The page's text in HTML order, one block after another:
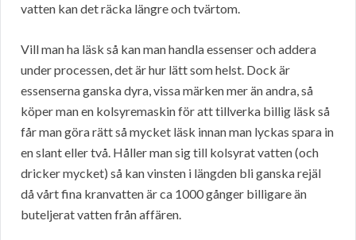
vatten kan det räcka längre och tvärtom.
Vill man ha läsk så kan man handla essenser och addera
under processen, det är hur lätt som helst. Dock är
essenserna ganska dyra, vissa märken mer än andra, så
köper man en kolsyremaskin för att tillverka billig läsk så
får man göra rätt så mycket läsk innan man lyckas spara in
en slant eller två. Håller man sig till kolsyrat vatten (och
dricker mycket) så kan vinsten i längden bli ganska rejäl
då vårt fina kranvatten är ca 1000 gånger billigare än
buteljerat vatten från affären.